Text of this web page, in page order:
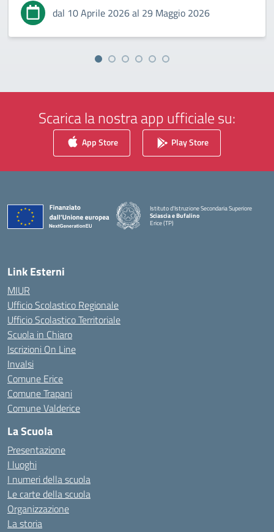
dal 10 Aprile 2026 al 29 Maggio 2026
Scarica la nostra app ufficiale su:
App Store Play Store
Istituto d'Istruzione Secondaria Superiore
Sciascia e Bufalino
Erice (TP)
Link Esterni
MIUR
Ufficio Scolastico Regionale
Ufficio Scolastico Territoriale
Scuola in Chiaro
Iscrizioni On Line
Invalsi
Comune Erice
Comune Trapani
Comune Valderice
La Scuola
Presentazione
I luoghi
I numeri della scuola
Le carte della scuola
Organizzazione
La storia